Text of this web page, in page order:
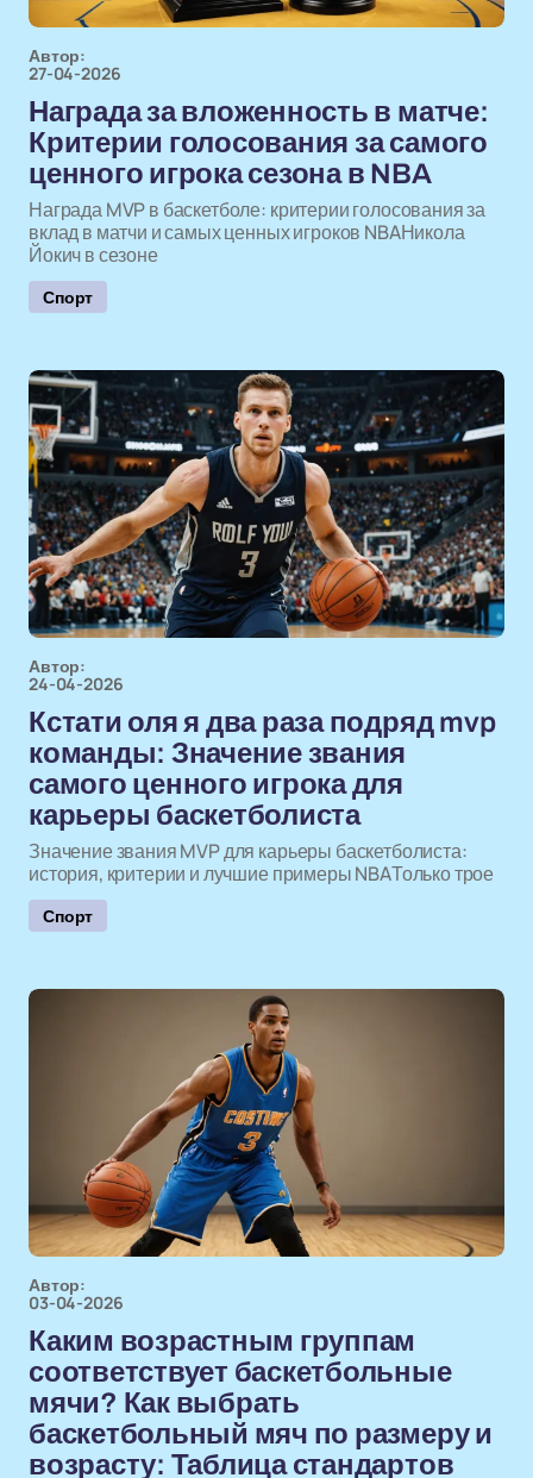
Автор:
27-04-2026
Награда за вложенность в матче:
Критерии голосования за самого
ценного игрока сезона в NBA
Награда MVP в баскетболе: критерии голосования за
вклад в матчи и самых ценных игроков NBAНикола
Йокич в сезоне
Спорт
Автор:
24-04-2026
Кстати оля я два раза подряд mvp
команды: Значение звания
самого ценного игрока для
карьеры баскетболиста
Значение звания MVP для карьеры баскетболиста:
история, критерии и лучшие примеры NBAТолько трое
Спорт
Автор:
03-04-2026
Каким возрастным группам
соответствует баскетбольные
мячи? Как выбрать
баскетбольный мяч по размеру и
возрасту: Таблица стандартов